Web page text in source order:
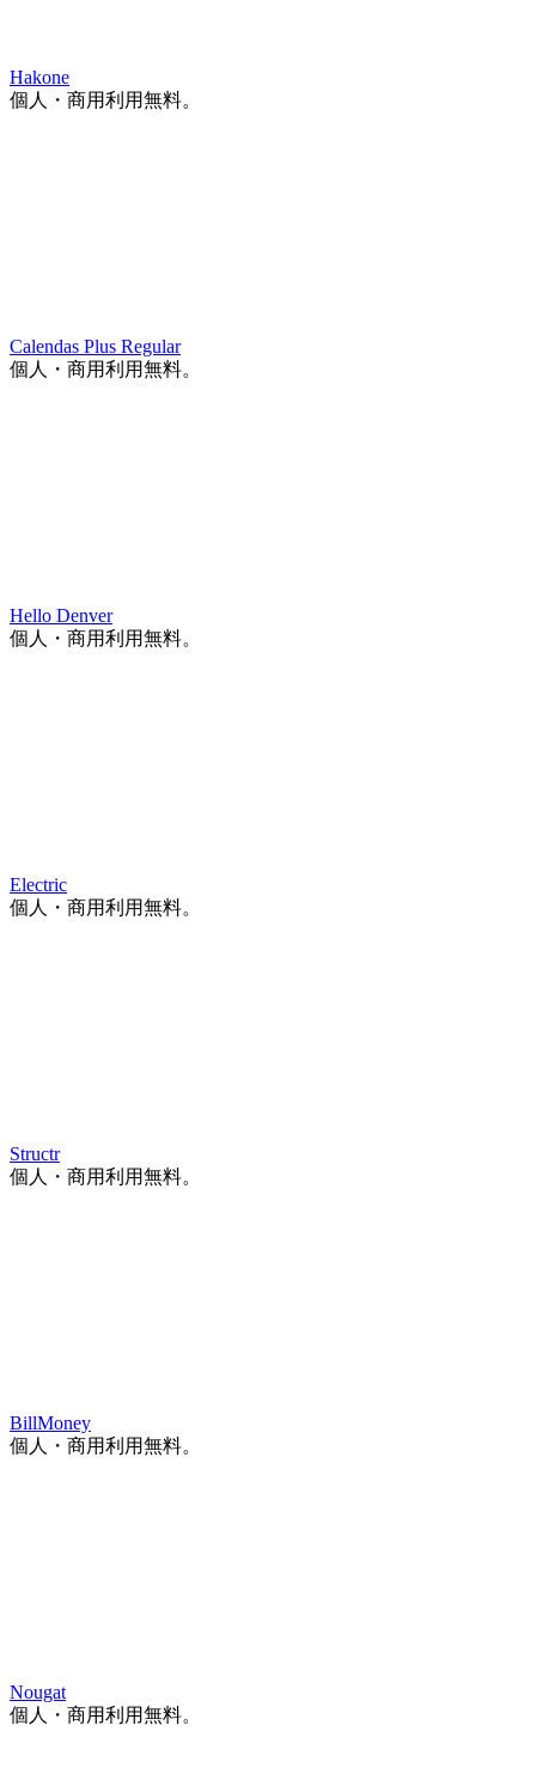
Hakone
個人・商用利用無料。
Calendas Plus Regular
個人・商用利用無料。
Hello Denver
個人・商用利用無料。
Electric
個人・商用利用無料。
Structr
個人・商用利用無料。
BillMoney
個人・商用利用無料。
Nougat
個人・商用利用無料。